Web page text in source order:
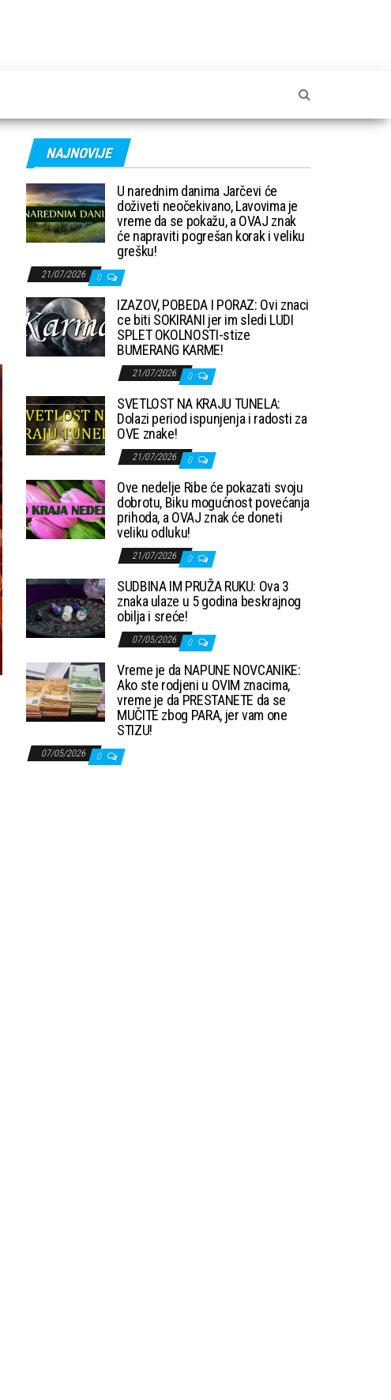
NAJNOVIJE
U narednim danima Jarčevi će
doživeti neočekivano, Lavovima je
vreme da se pokažu, a OVAJ znak
će napraviti pogrešan korak i veliku
grešku!
21/07/2026 0
IZAZOV, POBEDA I PORAZ: Ovi znaci
ce biti SOKIRANI jer im sledi LUDI
SPLET OKOLNOSTI-stize
BUMERANG KARME!
21/07/2026 0
SVETLOST NA KRAJU TUNELA:
Dolazi period ispunjenja i radosti za
OVE znake!
21/07/2026 0
Ove nedelje Ribe će pokazati svoju
dobrotu, Biku mogućnost povećanja
prihoda, a OVAJ znak će doneti
veliku odluku!
21/07/2026 0
SUDBINA IM PRUŽA RUKU: Ova 3
znaka ulaze u 5 godina beskrajnog
obilja i sreće!
07/05/2026 0
Vreme je da NAPUNE NOVCANIKE:
Ako ste rodjeni u OVIM znacima,
vreme je da PRESTANETE da se
MUČITE zbog PARA, jer vam one
STIZU!
07/05/2026 0